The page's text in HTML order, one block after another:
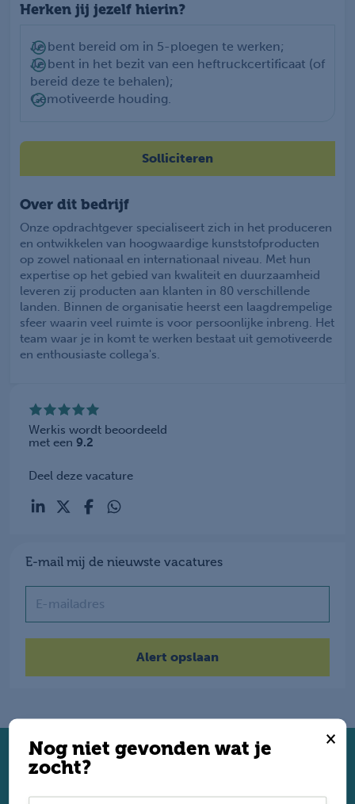
×
Nog niet gevonden wat je
zocht?
Herken jij jezelf hierin?
Je bent bereid om in 5-ploegen te werken;
Je bent in het bezit van een heftruckcertificaat (of
bereid deze te behalen);
Gemotiveerde houding.
Solliciteren
Over dit bedrijf
Onze opdrachtgever specialiseert zich in het produceren
en ontwikkelen van hoogwaardige kunststofproducten
op zowel nationaal en internationaal niveau. Met hun
expertise op het gebied van kwaliteit en duurzaamheid
leveren zij producten aan klanten in 80 verschillende
landen. Binnen de organisatie heerst een laagdrempelige
sfeer waarin veel ruimte is voor persoonlijke inbreng. Het
team waar je in komt te werken bestaat uit gemotiveerde
en enthousiaste collega's.
Werkis wordt beoordeeld
met een 9.2
Deel deze vacature
E-mail mij de nieuwste vacatures
Solliciteer direct